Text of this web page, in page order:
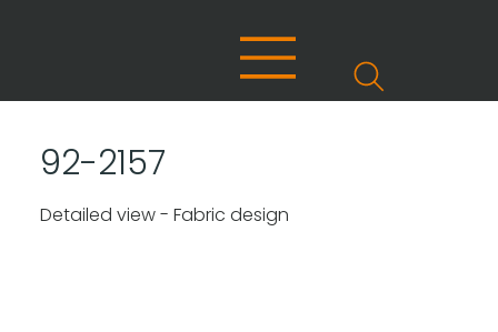
92-2157
Detailed view - Fabric design